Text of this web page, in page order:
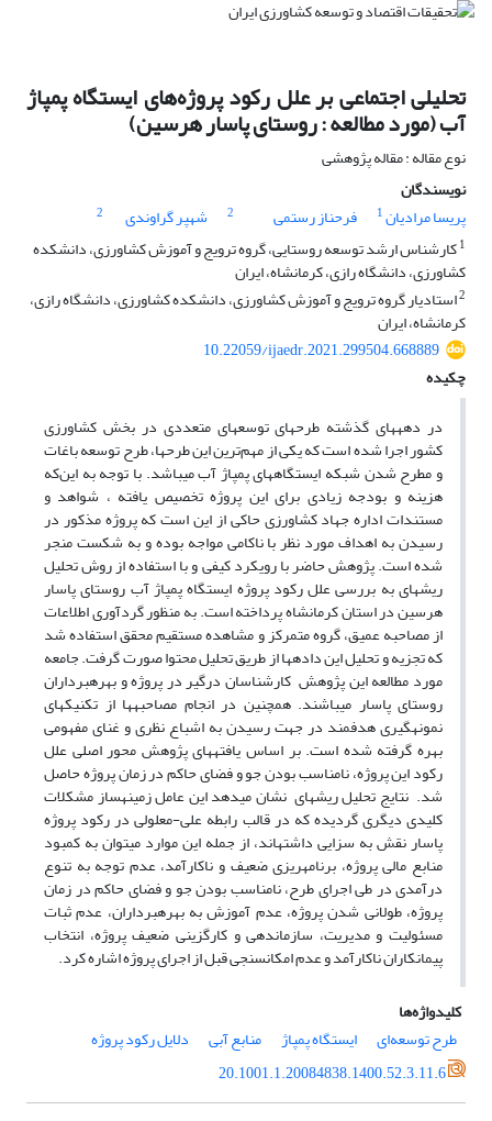
تحلیلی اجتماعی بر علل رکود پروژه‌های ایستگاه پمپاژ
آب (مورد مطالعه : روستای پاسار هرسین)
نوع مقاله : مقاله پژوهشی
نویسندگان
پریسا مرادیان1 فرحناز رستمی 2 شهپر گراوندی
2
1کارشناس ارشد توسعه روستایی، گروه ترویج و آموزش کشاورزی، دانشکده
کشاورزی، دانشگاه رازی، کرمانشاه، ایران
2استادیار گروه ترویج و آموزش کشاورزی، دانشکده کشاورزی، دانشگاه رازی،
کرمانشاه، ایران
10.22059/ijaedr.2021.299504.668889
چکیده
در دهه­های گذشته طرح­های توسعه­ای متعددی در بخش کشاورزی
کشور اجرا شده است که یکی از مهم‌ترین این طرح­ها، طرح توسعه باغات
و مطرح شدن شبکه­ ایستگاه­های پمپاژ آب می­باشد. با توجه به این‌که
هزینه و بودجه زیادی برای این پروژه تخصیص یافته ، شواهد و
مستندات اداره جهاد کشاورزی حاکی از این است که پروژه مذکور در
رسیدن به اهداف مورد نظر با ناکامی مواجه بوده و به شکست منجر
شده است. پژوهش حاضر با رویکرد کیفی و با استفاده از روش تحلیل
ریشه­ای به بررسی علل رکود پروژه ایستگاه پمپاژ آب روستای پاسار
هرسین در استان کرمانشاه پرداخته است. به منظور گردآوری اطلاعات
از مصاحبه عمیق، گروه متمرکز و مشاهده مستقیم محقق استفاده شد
که تجزیه و تحلیل این داده­ها از طریق تحلیل محتوا صورت گرفت. جامعه
مورد مطالعه این پژوهش کارشناسان درگیر در پروژه و بهره­برداران
روستای پاسار می­باشند. همچنین در انجام مصاحبه­ها از تکنیک­های
نمونه­گیری هدفمند در جهت رسیدن به اشباع نظری و غنای مفهومی
بهره گرفته شده است. بر اساس یافته­های پژوهش محور اصلی علل
رکود این پروژه، نامناسب بودن جو و فضای حاکم در زمان پروژه حاصل
شد. نتایج تحلیل ریشه­ای نشان می­دهد این عامل زمینه­ساز مشکلات
کلیدی دیگری گردیده که در قالب رابطه علی-معلولی در رکود پروژه
پاسار نقش به سزایی داشته­اند، از جمله این موارد می­توان به کمبود
منابع مالی پروژه، برنامه­ریزی ضعیف و ناکارآمد، عدم توجه به تنوع
درآمدی در طی اجرای طرح، نامناسب بودن جو و فضای حاکم در زمان
پروژه، طولانی شدن پروژه، عدم آموزش به بهره­برداران، عدم ثبات
مسئولیت و مدیریت، سازماندهی و کارگزینی ضعیف پروژه، انتخاب
پیمانکاران ناکارآمد و عدم امکان­سنجی قبل از اجرای پروژه اشاره کرد.
کلیدواژه‌ها
طرح توسعه‌ای
ایستگاه پمپاژ منابع آبی
دلایل رکود پروژه
20.1001.1.20084838.1400.52.3.11.6